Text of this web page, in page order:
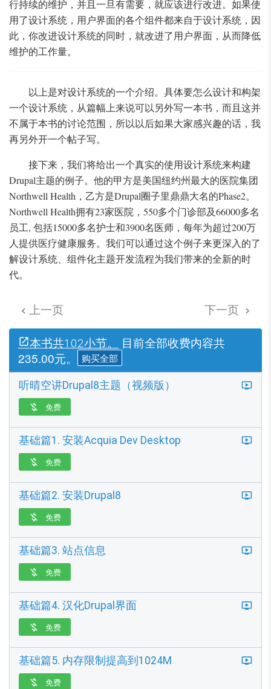
行持续的维护，并且一旦有需要，就应该进行改进。如果使
用了设计系统，用户界面的各个组件都来自于设计系统，因
此，你改进设计系统的同时，就改进了用户界面，从而降低
维护的工作量。
以上是对设计系统的一个介绍。具体要怎么设计和构架
一个设计系统，从篇幅上来说可以另外写一本书，而且这并
不属于本书的讨论范围，所以以后如果大家感兴趣的话，我
再另外开一个帖子写。
接下来，我们将给出一个真实的使用设计系统来构建
Drupal主题的例子。他的甲方是美国纽约州最大的医院集团
Northwell Health，乙方是Drupal圈子里鼎鼎大名的Phase2。
Northwell Health拥有23家医院，550多个门诊部及66000多名
员工, 包括15000多名护士和3900名医师，每年为超过200万
人提供医疗健康服务。我们可以通过这个例子来更深入的了
解设计系统、组件化主题开发流程为我们带来的全新的时
代。
 上一页 下一页 
本书共102小节。
目前全部收费内容共
235.00元。
购买全部
听晴空讲Drupal8主题（视频版）
 免费
基础篇1. 安装Acquia Dev Desktop
 免费
基础篇2. 安装Drupal8
 免费
基础篇3. 站点信息
 免费
基础篇4. 汉化Drupal界面
 免费
基础篇5. 内存限制提高到1024M
 免费